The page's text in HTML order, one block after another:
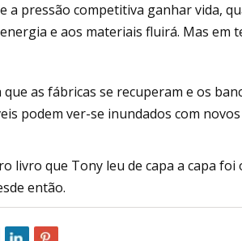
a pressão competitiva ganhar vida,
e aos materiais fluirá. Mas em
que as fábricas se recuperam e os
podem ver-se inundados com
livro que Tony leu de capa a capa
então.